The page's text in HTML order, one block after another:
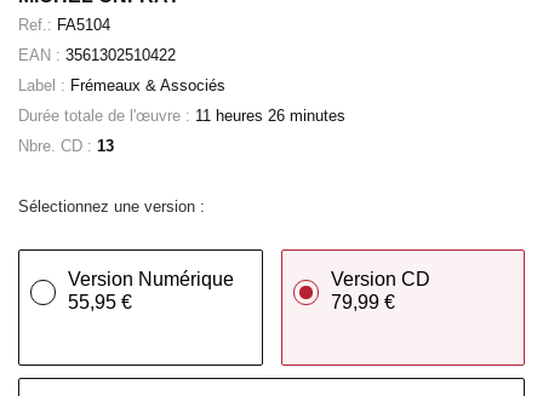
Ref.: FA5104
EAN : 3561302510422
Label : Frémeaux & Associés
Durée totale de l'œuvre : 11 heures 26 minutes
Nbre. CD : 13
Sélectionnez une version :
Version Numérique
55,95 €
Version CD
79,99 €